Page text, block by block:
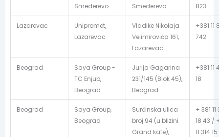
Smederevo
Smederevo
823
Lazarevac
Unipromet,
Lazarevac
Vladike Nikolaja
Velimirovića 161,
Lazarevac
+381 11
742
Beograd
Saya Group -
TC Enjub,
Beograd
Jurija Gagarina
231/145 (Blok 45),
Beograd
+381 11
18
Beograd
Saya Group,
Beograd
Surčinska ulica
broj 94 (u blizini
Grand kafe),
+ 381 11
18 43 /
11 314